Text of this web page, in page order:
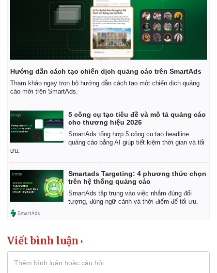
Hướng dẫn cách tạo chiến dịch quảng cáo trên SmartAds
Tham khảo ngay trọn bộ hướng dẫn cách tạo một chiến dịch quảng
cáo mới trên SmartAds.
5 công cụ tạo tiêu đề và mô tả quảng cáo
cho thương hiệu 2026
SmartAds tổng hợp 5 công cụ tạo headline
quảng cáo bằng AI giúp tiết kiệm thời gian và tối
ưu.
Smartads Targeting: 4 phương thức chọn
trên hệ thống quảng cáo
SmartAds tập trung vào việc nhắm đúng đối
tượng, đúng ngữ cảnh và thời điểm để tối ưu.
Viết bình luận